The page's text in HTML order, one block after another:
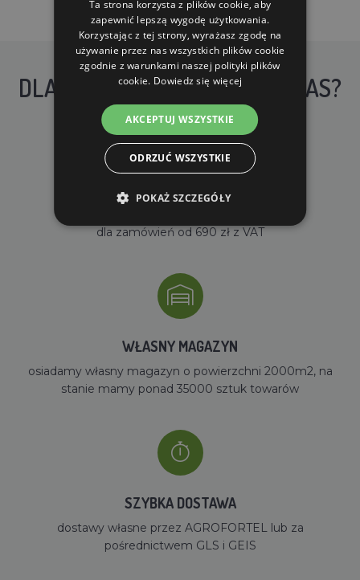
DLACZEGO WARTO KUPIĆ U NAS?
DARMOWA WYSYŁKA
dla zamówień od 690 zł z VAT
WŁASNY MAGAZYN
osiadamy własny magazyn o powierzchni 2000m2, na
stanie mamy ponad 35000 sztuk towarów
SZYBKA DOSTAWA
dostawy własne przez AGROFORTEL lub za
pośrednictwem GLS i GEIS
Ta strona korzysta z plików cookie, aby
zapewnić lepszą wygodę użytkowania.
Korzystając z tej strony, wyrażasz zgodę na
używanie przez nas wszystkich plików cookie
zgodnie z warunkami naszej polityki plików
cookie. Dowiedz się więcej
AKCEPTUJ WSZYSTKIE
ODRZUĆ WSZYSTKIE
POKAŻ SZCZEGÓŁY